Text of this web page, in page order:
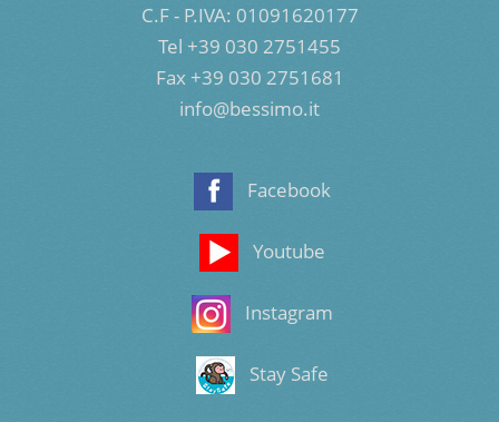
C.F - P.IVA: 01091620177
Tel +39 030 2751455
Fax +39 030 2751681
info@bessimo.it
Facebook
Youtube
Instagram
Stay Safe